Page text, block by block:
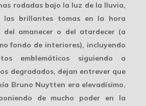
rodadas bajo la luz de la lluvia,
las brillantes tomas en la hora
del amanecer o del atardecer (a
fondo de interiores), incluyendo
emblemáticos siguiendo a
degradados, dejan entrever que
Bruno Nuytten era elevadísimo,
de mucho poder en la